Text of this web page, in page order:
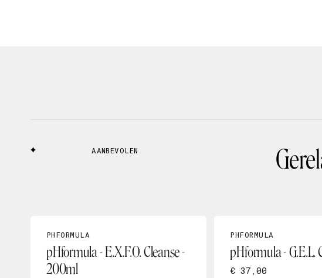
AANBEVOLEN
PHFORMULA
pHformula - E.X.F.O. Cleanse -
200ml
PHFORMULA
pHformula - G.E.L.
€ 37,00